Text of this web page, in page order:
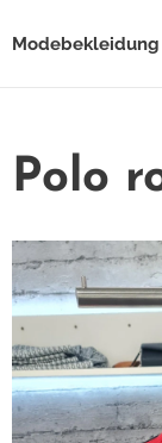
Modebekleidung
Polo